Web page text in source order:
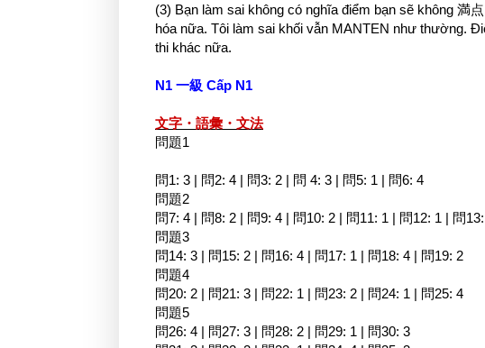
(3) Bạn làm sai không có nghĩa điểm bạn sẽ không 満
hóa nữa. Tôi làm sai khối vẫn MANTEN như thường.
thi khác nữa.
N1 一級 Cấp N1
文字・語彙・文法
問題1
問1: 3 | 問2: 4 | 問3: 2 | 問 4: 3 | 問5: 1 | 問6: 4
問題2
問7: 4 | 問8: 2 | 問9: 4 | 問10: 2 | 問11: 1 | 問12: 1 | 問
問題3
問14: 3 | 問15: 2 | 問16: 4 | 問17: 1 | 問18: 4 | 問19: 2
問題4
問20: 2 | 問21: 3 | 問22: 1 | 問23: 2 | 問24: 1 | 問25: 4
問題5
問26: 4 | 問27: 3 | 問28: 2 | 問29: 1 | 問30: 3